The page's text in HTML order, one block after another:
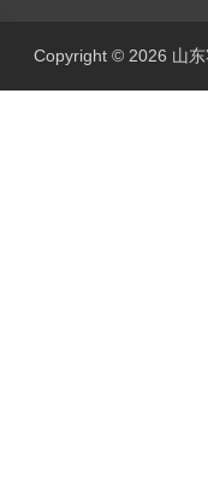
Copyright © 2026 山